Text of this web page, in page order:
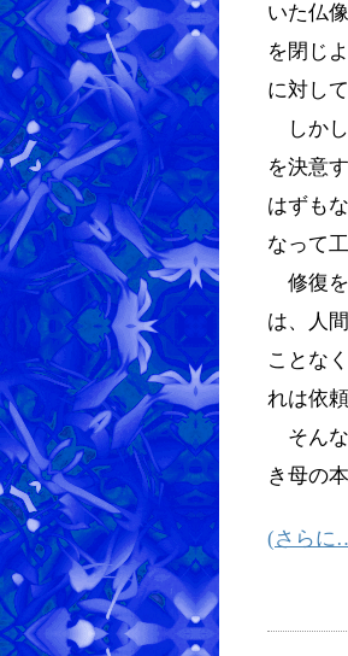
いた仏
を閉じ
に対し
しかし
を決意
はずも
なって
修復を
は、人
ことな
れは依
そんな
き母の
(さらに